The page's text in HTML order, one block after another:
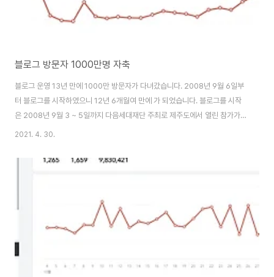
블로그 방문자 1000만명 자축
블로그 운영 13년 만에 1000만 방문자가 다녀갔습니다. 2008년 9월 6일부
터 블로그를 시작하였으니 12년 6개월여 만에 가 되었습니다. 블로그를 시작
은 2008년 9월 3 ~ 5일까지 다음세대재단 주최로 제주도에서 열린 참가가
직접적인 계기가 되었다. 이미 여러 차례 밝혔듯이 장소가 제주도가 아니었으
갔었는데, 3일 동안 빠르게 변하는 인터넷 기술과 특히 웹 2.0 기술이 가져올
첫 번째 포스팅을 한 이후 지금까지 쭉 블로거 활동을 이어오고 있다.(물론 우
2021. 4. 30.